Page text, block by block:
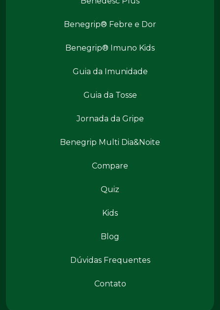
Benegrip® Febre e Dor
Benegrip® Imuno Kids
Benegrip Mais
Guia da Imunidade
Guia da Tosse
Jornada da Gripe
Benegrip Multi Dia&Noite
Benegrip Mais
Compare
Quiz
Kids
Blog
Dúvidas Frequentes
Contato